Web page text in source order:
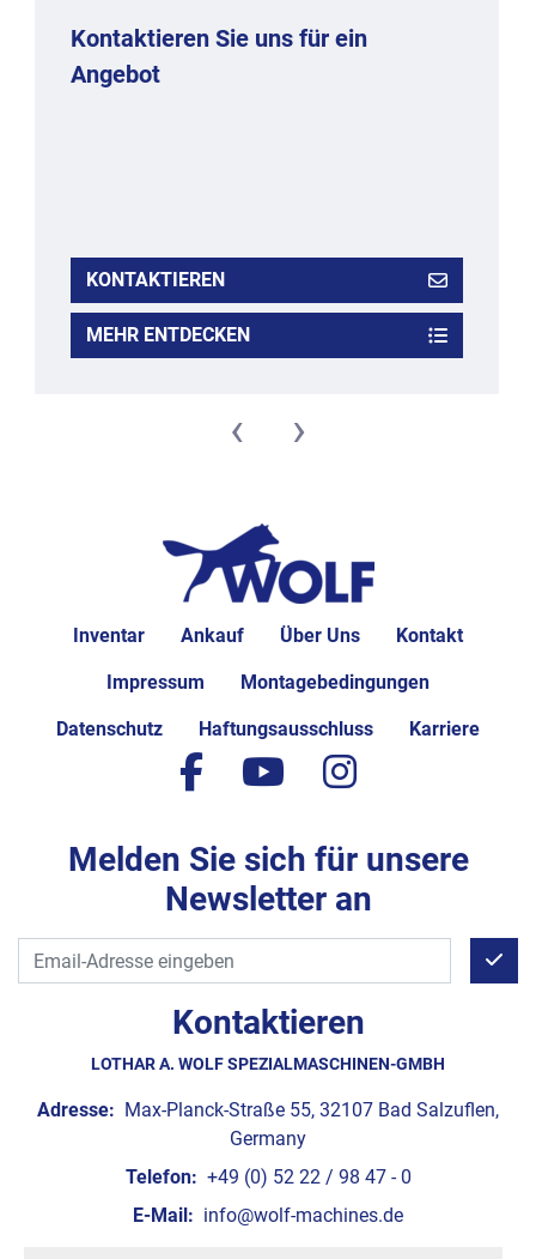
Kontaktieren Sie uns für ein
Angebot
KONTAKTIEREN
MEHR ENTDECKEN
‹ ›
Inventar Ankauf Über Uns Kontakt
Impressum Montagebedingungen
Datenschutz Haftungsausschluss Karriere
Kontaktieren
LOTHAR A. WOLF SPEZIALMASCHINEN-GMBH
Adresse: Max-Planck-Straße 55, 32107 Bad Salzuflen,
Germany
Telefon: +49 (0) 52 22 / 98 47 - 0
E-Mail: info@wolf-machines.de
facebook
youtubeinstagram
Melden Sie sich für unsere
Newsletter an